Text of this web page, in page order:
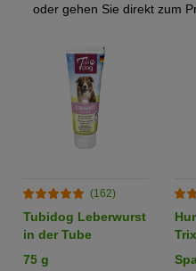
oder gehen Sie direkt zum
(162)
Tubidog Leberwurst
in der Tube
75 g